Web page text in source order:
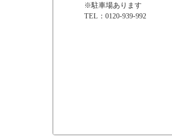
※駐車場あります
TEL：0120-939-992